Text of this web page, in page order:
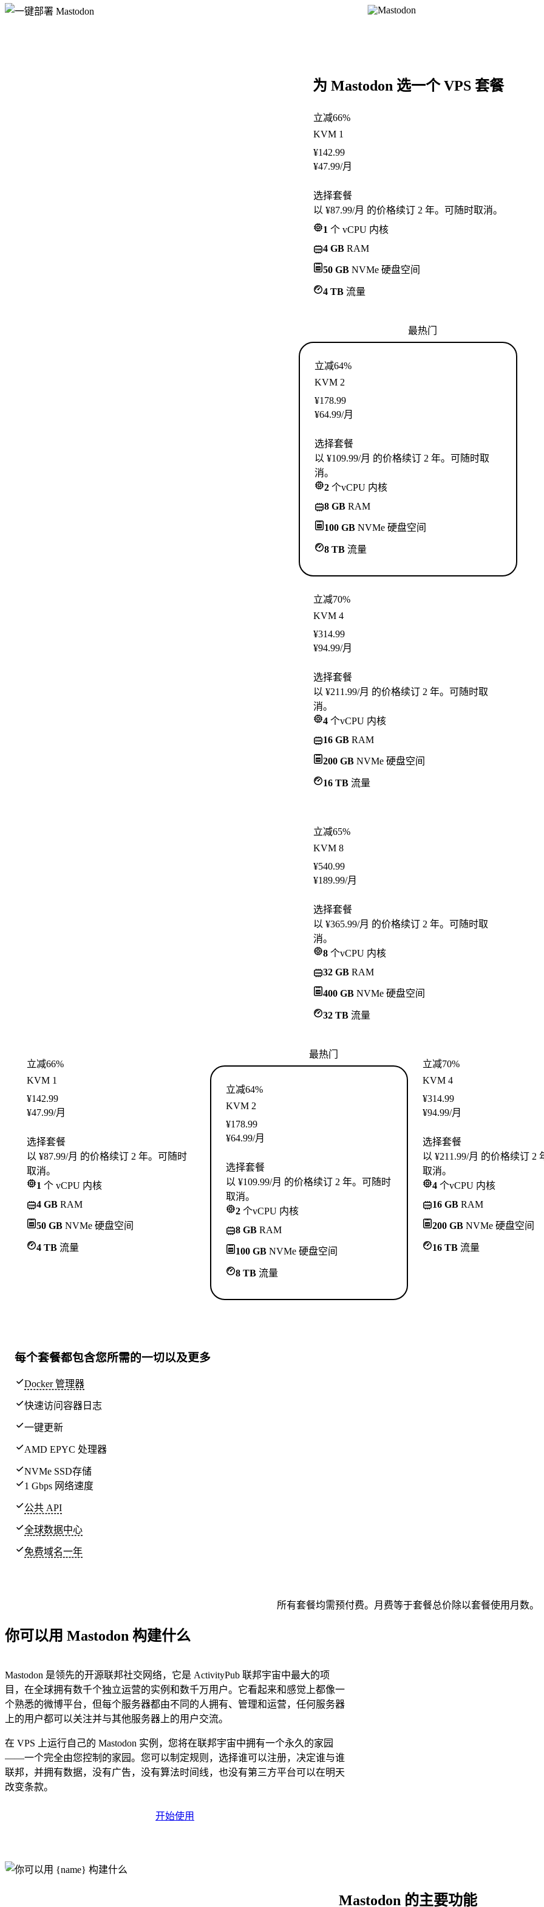
为 Mastodon 选一个 VPS 套餐
立减66%
KVM 1
¥142.99
¥47.99/月
选择套餐
以 ¥87.99/月 的价格续订 2 年。可随时取消。
1 个 vCPU 内核
4 GB RAM
50 GB NVMe 硬盘空间
4 TB 流量
最热门
立减64%
KVM 2
¥178.99
¥64.99/月
选择套餐
以 ¥109.99/月 的价格续订 2 年。可随时取
消。
2 个vCPU 内核
8 GB RAM
100 GB NVMe 硬盘空间
8 TB 流量
立减70%
KVM 4
¥314.99
¥94.99/月
选择套餐
以 ¥211.99/月 的价格续订 2 年。可随时取
消。
4 个vCPU 内核
16 GB RAM
200 GB NVMe 硬盘空间
16 TB 流量
立减65%
KVM 8
¥540.99
¥189.99/月
选择套餐
以 ¥365.99/月 的价格续订 2 年。可随时取
消。
8 个vCPU 内核
32 GB RAM
400 GB NVMe 硬盘空间
32 TB 流量
立减66%
KVM 1
¥142.99
¥47.99/月
选择套餐
以 ¥87.99/月 的价格续订 2 年。可随时
取消。
1 个 vCPU 内核
4 GB RAM
50 GB NVMe 硬盘空间
4 TB 流量
最热门
立减64%
KVM 2
¥178.99
¥64.99/月
选择套餐
以 ¥109.99/月 的价格续订 2 年。可随时
取消。
2 个vCPU 内核
8 GB RAM
100 GB NVMe 硬盘空间
8 TB 流量
立减70%
KVM 4
¥314.99
¥94.99/月
选择套餐
以 ¥211.99/月 的价格续订 2
取消。
4 个vCPU 内核
16 GB RAM
200 GB NVMe 硬盘空间
16 TB 流量
每个套餐都包含您所需的一切以及更多
Docker 管理器
快速访问容器日志
一键更新
AMD EPYC 处理器
NVMe SSD存储
1 Gbps 网络速度
公共 API
全球数据中心
免费域名一年
所有套餐均需预付费。月费等于套餐总价除以套餐使用月数。
你可以用 Mastodon 构建什么
Mastodon 是领先的开源联邦社交网络，它是 ActivityPub 联邦宇宙中最大的项
目，在全球拥有数千个独立运营的实例和数千万用户。它看起来和感觉上都像一
个熟悉的微博平台，但每个服务器都由不同的人拥有、管理和运营，任何服务器
上的用户都可以关注并与其他服务器上的用户交流。
在 VPS 上运行自己的 Mastodon 实例，您将在联邦宇宙中拥有一个永久的家园
——一个完全由您控制的家园。您可以制定规则，选择谁可以注册，决定谁与谁
联邦，并拥有数据，没有广告，没有算法时间线，也没有第三方平台可以在明天
改变条款。
开始使用
Mastodon 的主要功能